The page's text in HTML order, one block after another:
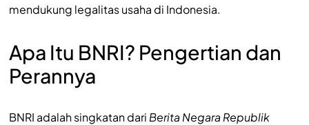
mendukung legalitas usaha di Indonesia.
Apa Itu BNRI? Pengertian dan
Perannya
BNRI adalah singkatan dari Berita Negara Republik